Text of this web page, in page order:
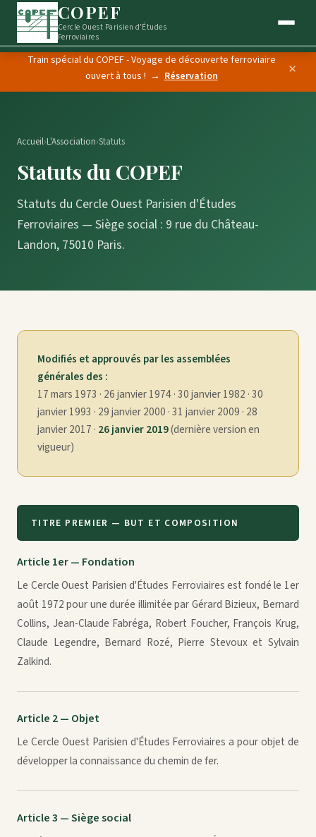
COPEF
Cercle Ouest Parisien d'Études
Ferroviaires
Train spécial du COPEF - Voyage de découverte ferroviaire
ouvert à tous ! →Réservation
×
Accueil›L'Association›Statuts
Statuts du COPEF
Statuts du Cercle Ouest Parisien d'Études
Ferroviaires — Siège social : 9 rue du Château-
Landon, 75010 Paris.
Modifiés et approuvés par les assemblées
générales des :
17 mars 1973 · 26 janvier 1974 · 30 janvier 1982 · 30
janvier 1993 · 29 janvier 2000 · 31 janvier 2009 · 28
janvier 2017 · 26 janvier 2019(dernière version en
vigueur)
TITRE PREMIER — BUT ET COMPOSITION
Article 1er — Fondation
Le Cercle Ouest Parisien d'Études Ferroviaires est fondé le 1er
août 1972 pour une durée illimitée par Gérard Bizieux, Bernard
Collins, Jean-Claude Fabréga, Robert Foucher, François Krug,
Claude Legendre, Bernard Rozé, Pierre Stevoux et Sylvain
Zalkind.
Article 2 — Objet
Le Cercle Ouest Parisien d'Études Ferroviaires a pour objet de
développer la connaissance du chemin de fer.
Article 3 — Siège social